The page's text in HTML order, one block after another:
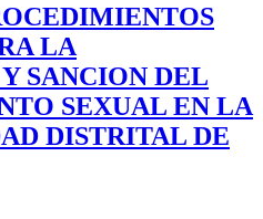
LA
SANCION DEL
SEXUAL EN LA
DISTRITAL DE